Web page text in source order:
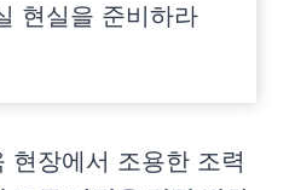
현실을 준비하라
현장에서 조용한 조력